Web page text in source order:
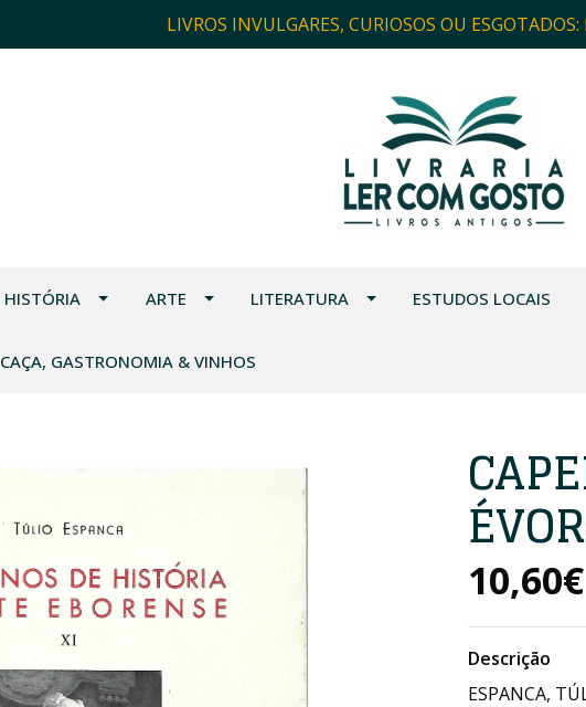
LIVROS INVULGARES, CURIOSOS OU
HISTÓRIA ARTE LITERATURA ESTUDOS LOCAIS
CAÇA, GASTRONOMIA & VINHOS
10,60€
Descrição
ESPANCA,